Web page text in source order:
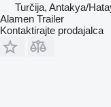
Turčija, Antakya/
Alamen Trailer
Kontaktirajte prodajalca